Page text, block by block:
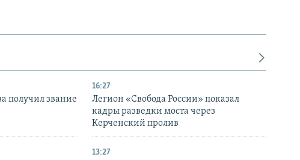
получил звание
16:27
Легион «Свобода России» показал
кадры разведки моста через
Керченский пролив
13:27